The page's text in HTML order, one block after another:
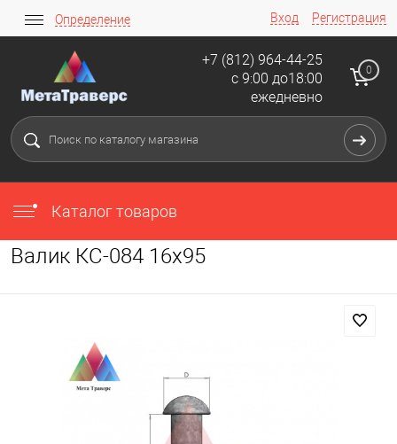
Вход Регистрация
Определение
+7 (812) 964-44-25
с 9:00 до18:00
ежедневно
0
Каталог товаров
Валик КС-084 16х95